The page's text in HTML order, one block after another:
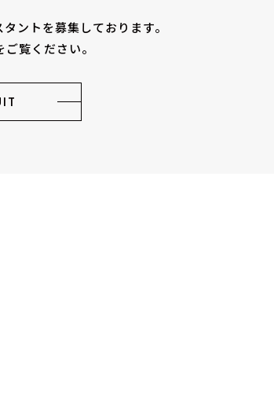
タントを募集しております。
覧ください。